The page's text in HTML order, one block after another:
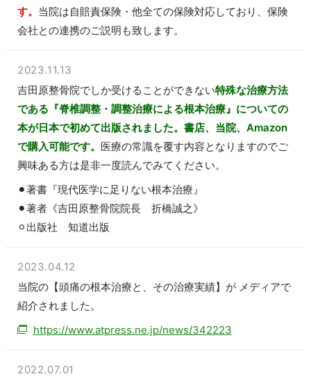
す。 当院は自賠責保険・他全ての保険対応しており、保険
会社との連携のご説明も致します。
2023.11.13
吉田原整骨院でしか受けることができない特殊な治療方法
である『脊椎調整・調整治療による根本治療』についての
本が日本で初めて出版されました。書店、当院、Amazon
で購入可能です。 医療の常識を覆す内容となりますのでご
興味ある方は是非一度読んでみてください。
⚫︎著書『現代医学に足りない根本治療』
⚫︎著者《吉田原整骨院院長 折橋誠之》
⚪︎出版社 知道出版
2023.04.12
当院の【頭痛の根本治療と、その治療実績】が メディアで
紹介されました。
https://www.atpress.ne.jp/news/342223
2022.07.01